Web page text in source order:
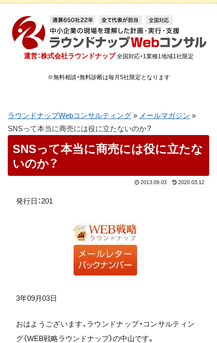
運営：株式会社ラウンドナップ 全国対応・1業種1地域1社限定
※無料相談・無料診断は毎月5社限定となります
ラウンドナップWebコンサルティング » メールマガジン »
SNSって本当に商売には役に立たないのか？
SNSって本当に商売には役に立たな
いのか？
2013.09.03 2020.03.12
発行日：201
3年09月03日
おはようございます、ラウンドナップ・コンサルティン
グ（WEB戦略ラウンドナップ）の中山です。